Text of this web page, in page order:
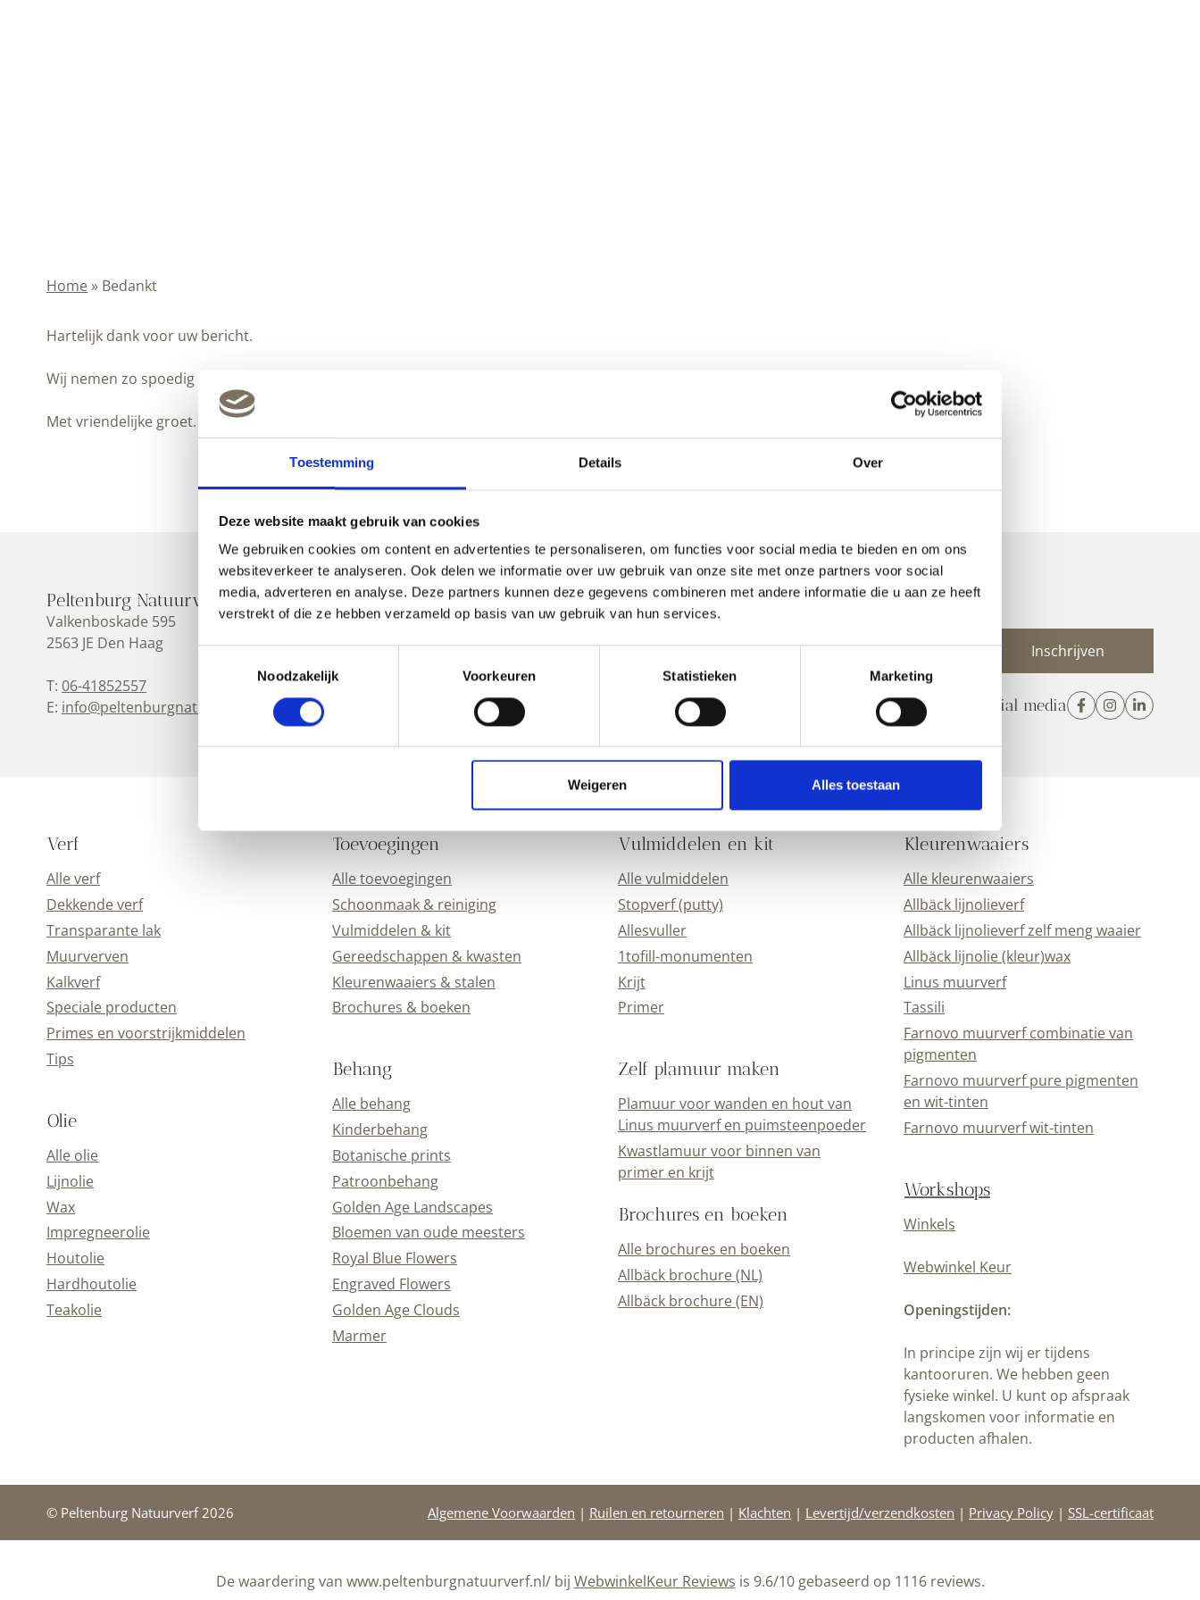
Toestemming Details Over
Deze website maakt gebruik van cookies
We gebruiken cookies om content en advertenties te personaliseren, om functies voor social media te bieden en om ons
websiteverkeer te analyseren. Ook delen we informatie over uw gebruik van onze site met onze partners voor social
media, adverteren en analyse. Deze partners kunnen deze gegevens combineren met andere informatie die u aan ze heeft
verstrekt of die ze hebben verzameld op basis van uw gebruik van hun services.
Noodzakelijk
Voorkeuren Statistieken Marketing
Weigeren Alles toestaan
Home» Bedankt
Hartelijk dank voor uw bericht.
Wij nemen zo spoedig mogelijk contact met u op.
Met vriendelijke groet.
Peltenburg Natuurverf
Valkenboskade 595
2563 JE Den Haag
T: 06-41852557
E: info@peltenburgnatuurverf.nl
Meld je aan voor onze nieuwsbrief
Volg ons op social media
Verf
Alle verf
Dekkende verf
Transparante lak
Muurverven
Kalkverf
Speciale producten
Primes en voorstrijkmiddelen
Tips
Olie
Alle olie
Lijnolie
Wax
Impregneerolie
Houtolie
Hardhoutolie
Teakolie
Toevoegingen
Alle toevoegingen
Schoonmaak & reiniging
Vulmiddelen & kit
Gereedschappen & kwasten
Kleurenwaaiers & stalen
Brochures & boeken
Behang
Alle behang
Kinderbehang
Botanische prints
Patroonbehang
Golden Age Landscapes
Bloemen van oude meesters
Royal Blue Flowers
Engraved Flowers
Golden Age Clouds
Marmer
Vulmiddelen en kit
Alle vulmiddelen
Stopverf (putty)
Allesvuller
1tofill-monumenten
Krijt
Primer
Zelf plamuur maken
Plamuur voor wanden en hout van
Linus muurverf en puimsteenpoeder
Kwastlamuur voor binnen van
primer en krijt
Brochures en boeken
Alle brochures en boeken
Allbäck brochure (NL)
Allbäck brochure (EN)
Kleurenwaaiers
Alle kleurenwaaiers
Allbäck lijnolieverf
Allbäck lijnolieverf zelf meng waaier
Allbäck lijnolie (kleur)wax
Linus muurverf
Tassili
Farnovo muurverf combinatie van
pigmenten
Farnovo muurverf pure pigmenten
en wit-tinten
Farnovo muurverf wit-tinten
Workshops
Winkels
Webwinkel Keur
Openingstijden:
In principe zijn wij er tijdens
kantooruren. We hebben geen
fysieke winkel. U kunt op afspraak
langskomen voor informatie en
producten afhalen.
© Peltenburg Natuurverf 2026 Algemene Voorwaarden | Ruilen en retourneren | Klachten | Levertijd/verzendkosten | Privacy Policy | SSL-certificaat
De waardering van www.peltenburgnatuurverf.nl/ bij WebwinkelKeur Reviews is 9.6/10 gebaseerd op 1116 reviews.